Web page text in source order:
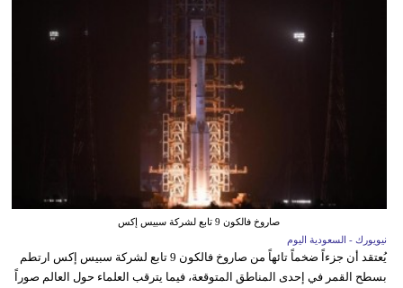
صاروخ فالكون 9 تابع لشركة سبيس إكس
نيويورك - السعودية اليوم
يُعتقد أن جزءاً ضخماً تائهاً من صاروخ فالكون 9 تابع لشركة سبيس إكس ارتطم
بسطح القمر في إحدى المناطق المتوقعة، فيما يترقب العلماء حول العالم صوراً